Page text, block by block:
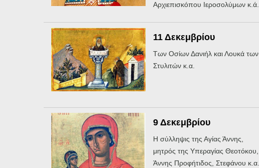
Αρχιεπισκόπου Ιεροσολύμων κ.ά.
11 Δεκεμβρίου
Των Οσίων Δανιήλ και Λουκά των
Στυλιτών κ.α.
9 Δεκεμβρίου
Η σύλληψις της Αγίας Άννης,
μητρός της Υπεραγίας Θεοτόκου,
Άννης Προφήτιδος, Στεφάνου κ.α.